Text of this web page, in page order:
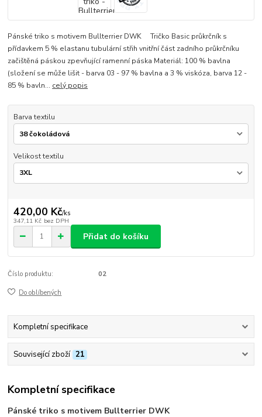
Pánské triko s motivem Bullterrier DWK Tričko Basic průkrčník s
přídavkem 5 % elastanu tubulární střih vnitřní část zadního průkrčníku
začištěná páskou zpevňující ramenní páska Materiál: 100 % bavlna
(složení se může lišit - barva 03 - 97 % bavlna a 3 % viskóza, barva 12 -
85 % bavln... celý popis
Barva textilu
Velikost textilu
420,00 Kč/ks
347,11 Kč bez DPH
Přidat do košíku
Číslo produktu: 02
Do oblíbených
Kompletní specifikace
Související zboží 21
Kompletní specifikace
Pánské triko s motivem Bullterrier DWK